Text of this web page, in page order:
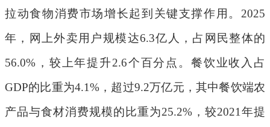
拉动食物消费市场增长起到关键支撑作用。 2025
年，网上外卖用户规模达6.3亿人，占网民整体的
56.0% ，较上年提升2.6个百分点。餐饮业收入占
GDP的比重为4.1% ，超过9.2万亿元，其中餐饮端农
产品与食材消费规模的比重为25.2% ，较2021 年提